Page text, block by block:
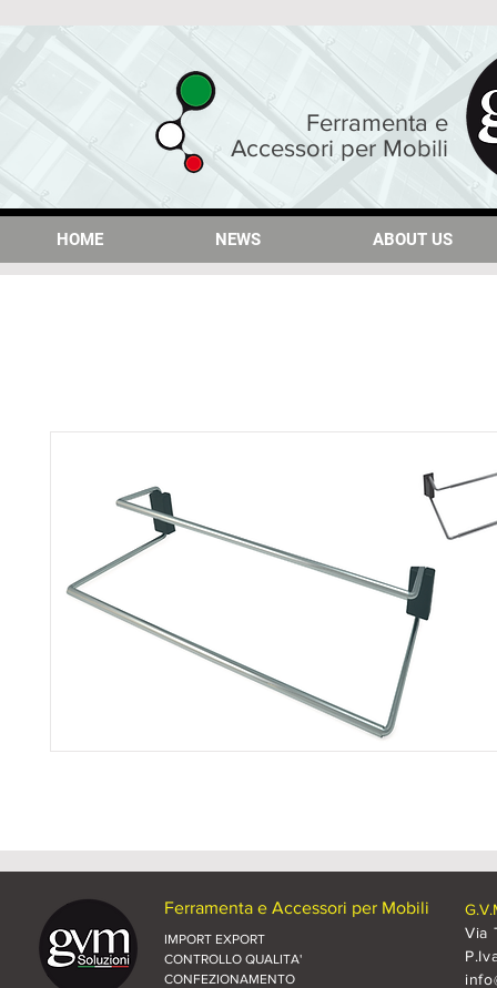
Ferramenta e
Accessori per Mobili
HOME NEWS ABOUT US
HOME NEWS ABOUT US
Ferramenta e Accessori per Mobili
IMPORT EXPORT
CONTROLLO QUALITA'
CONFEZIONAMENTO
Via